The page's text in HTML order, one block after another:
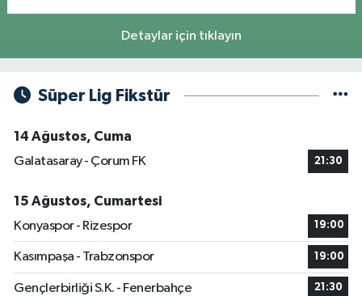
Detaylar için tıklayın
Süper Lig Fikstür
14 Ağustos, Cuma
Galatasaray - Çorum FK
21:30
15 Ağustos, Cumartesi
Konyaspor - Rizespor
19:00
Kasımpaşa - Trabzonspor 19:00
Gençlerbirliği S.K. - Fenerbahçe 21:30